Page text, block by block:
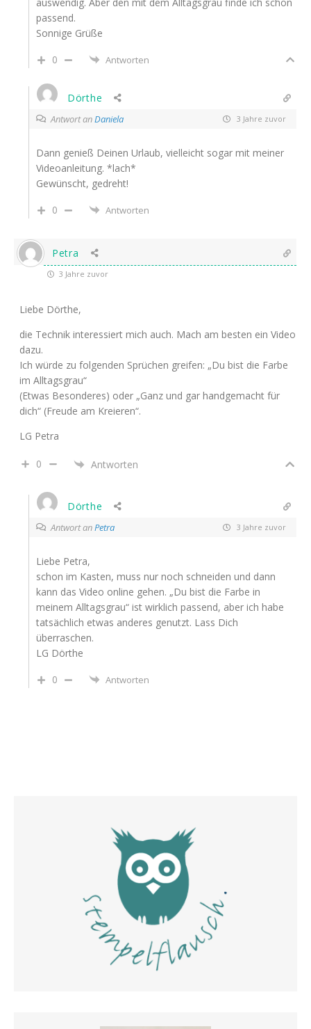
passend.
Sonnige Grüße
0
Antworten
Dörthe
Antwort anDaniela 3 Jahre zuvor
Dann genieß Deinen Urlaub, vielleicht sogar mit meiner
Videoanleitung. *lach*
Gewünscht, gedreht!
0
Antworten
Petra
3 Jahre zuvor
Liebe Dörthe,
die Technik interessiert mich auch. Mach am besten ein Video
dazu.
Ich würde zu folgenden Sprüchen greifen: „Du bist die Farbe
im Alltagsgrau“
(Etwas Besonderes) oder „Ganz und gar handgemacht für
dich“ (Freude am Kreieren“.
LG Petra
0 Antworten
Dörthe
Antwort anPetra 3 Jahre zuvor
Liebe Petra,
schon im Kasten, muss nur noch schneiden und dann
kann das Video online gehen. „Du bist die Farbe in
meinem Alltagsgrau“ ist wirklich passend, aber ich habe
tatsächlich etwas anderes genutzt. Lass Dich
überraschen.
LG Dörthe
0
Antworten